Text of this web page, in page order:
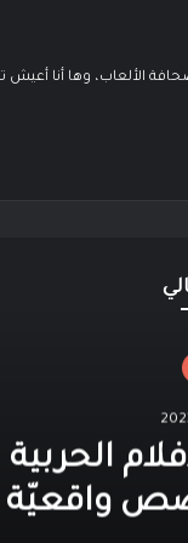
مجال صحافة الألعاب، وها أنا
الحربية
واقعيّة